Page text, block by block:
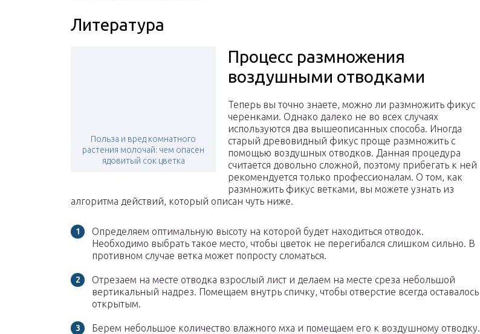
Литература
Польза и вред комнатного
растения молочай: чем опасен
ядовитый сок цветка
Процесс размножения
воздушными отводками
Теперь вы точно знаете, можно ли размножить фикус
черенками. Однако далеко не во всех случаях
используются два вышеописанных способа. Иногда
старый древовидный фикус проще размножить с
помощью воздушных отводков. Данная процедура
считается довольно сложной, поэтому прибегать к ней
рекомендуется только профессионалам. О том, как
размножить фикус ветками, вы можете узнать из
алгоритма действий, который описан чуть ниже.
Определяем оптимальную высоту на которой будет находиться отводок.
Необходимо выбрать такое место, чтобы цветок не перегибался слишком сильно. В
противном случае ветка может попросту сломаться.
Отрезаем на месте отводка взрослый лист и делаем на месте среза небольшой
вертикальный надрез. Помещаем внутрь спичку, чтобы отверстие всегда оставалось
открытым.
Берем небольшое количество влажного мха и помещаем его к воздушному отводку.